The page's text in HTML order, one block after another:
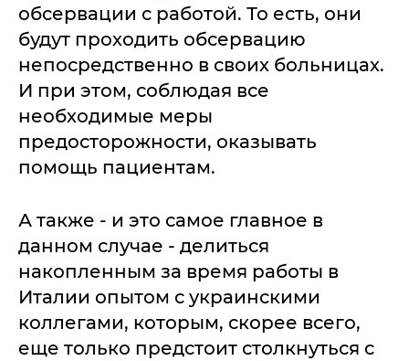
обсервации с работой. То есть, они
будут проходить обсервацию
непосредственно в своих больницах.
И при этом, соблюдая все
необходимые меры
предосторожности, оказывать
помощь пациентам.
А также - и это самое главное в
данном случае - делиться
накопленным за время работы в
Италии опытом с украинскими
коллегами, которым, скорее всего,
еще только предстоит столкнуться с